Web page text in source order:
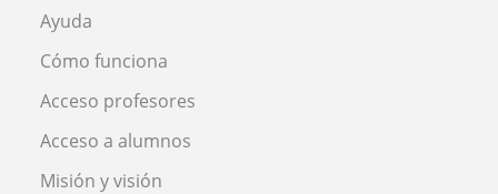
Ayuda
Cómo funciona
Acceso profesores
Acceso a alumnos
Misión y visión